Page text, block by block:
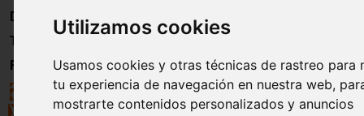
Utilizamos cookies
Usamos cookies y otras técnicas de rastreo para
tu experiencia de navegación en nuestra web,
mostrarte contenidos personalizados y anuncios
Directorio
Trabajo
Registro